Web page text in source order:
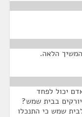
הלאה.
יכול לפחד
בבית שמש?
שמש כי התנכלו